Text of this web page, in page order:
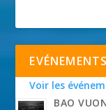
EVÉNEMENTS
Voir les
BAO